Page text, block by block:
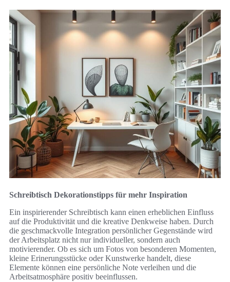
Schreibtisch Dekorationstipps für mehr Inspiration
Ein inspirierender Schreibtisch kann einen erheblichen Einfluss
auf die Produktivität und die kreative Denkweise haben. Durch
die geschmackvolle Integration persönlicher Gegenstände wird
der Arbeitsplatz nicht nur individueller, sondern auch
motivierender. Ob es sich um Fotos von besonderen Momenten,
kleine Erinerungsstücke oder Kunstwerke handelt, diese
Elemente können eine persönliche Note verleihen und die
Arbeitsatmosphäre positiv beeinflussen.